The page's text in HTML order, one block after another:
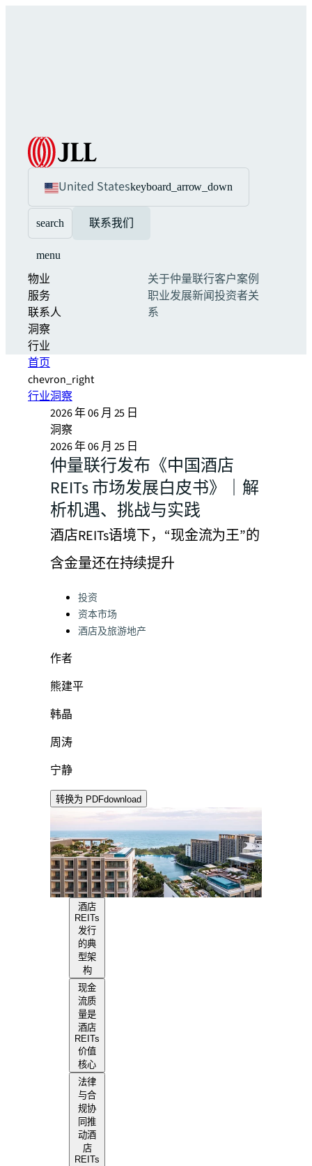
United Stateskeyboard_arrow_down
search 联系我们
menu
物业
服务
联系人
洞察
行业
关于仲量联行客户案例
职业发展新闻投资者关
系
首页
chevron_right
行业洞察
2026 年 06 月 25 日
洞察
2026 年 06 月 25 日
仲量联行发布《中国酒店
REITs 市场发展白皮书》｜解
析机遇、挑战与实践
酒店REITs语境下，“现金流为王”的
含金量还在持续提升
Categories:
投资
资本市场
酒店及旅游地产
作者
熊建平
韩晶
周涛
宁静
转换为 PDFdownload
酒店
REITs
发行
的典
型架
构
现金
流质
量是
酒店
REITs
价值
核心
法律
与合
规协
同推
动酒
店
REITs